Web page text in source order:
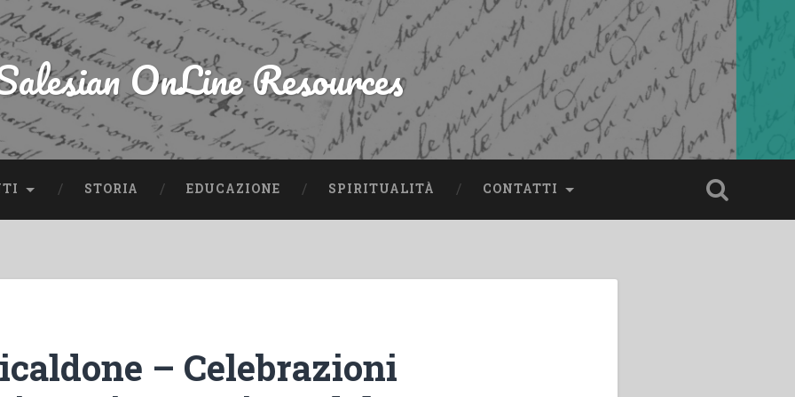
OnLine Resources
STORIA EDUCAZIONE SPIRITUALITÀ CONTATTI
– Celebrazioni